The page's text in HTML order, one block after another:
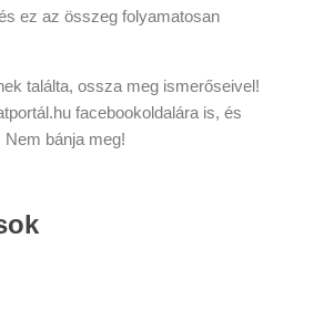
ez az összeg folyamatosan
találta, ossza meg ismerőseivel!
facebookoldalára is, és
bánja meg!